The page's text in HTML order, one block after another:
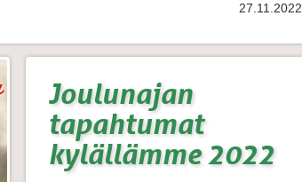
27.11.2022
Joulunajan
tapahtumat
kylällämme 2022